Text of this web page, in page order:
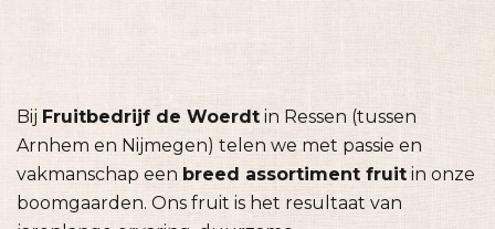
Bij Fruitbedrijf de Woerdt in Ressen (tussen
Arnhem en Nijmegen) telen we met passie en
vakmanschap een breed assortiment fruit in onze
boomgaarden. Ons fruit is het resultaat van